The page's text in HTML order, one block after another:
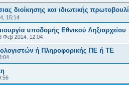
διοίκησης και ιδιωτικής πρωτοβουλί
15:14
υποδομής Εθνικού Ληξιαρχείου
Φεβ 2014, 12:04
ή Πληροφορικής ΠΕ ή ΤΕ